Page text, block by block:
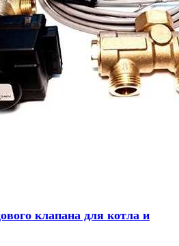
клапана для котла и